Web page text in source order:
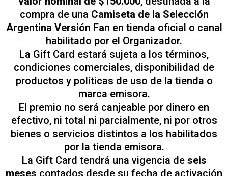
compra de una Camiseta de la Selección
Argentina Versión Fan en tienda oficial o canal
habilitado por el Organizador.
La Gift Card estará sujeta a los términos,
condiciones comerciales, disponibilidad de
productos y políticas de uso de la tienda o
marca emisora.
El premio no será canjeable por dinero en
efectivo, ni total ni parcialmente, ni por otros
bienes o servicios distintos a los habilitados
por la tienda emisora.
La Gift Card tendrá una vigencia de seis
meses contados desde su fecha de activación